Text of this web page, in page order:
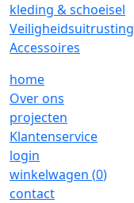
kleding & schoeisel
Veiligheidsuitrusting
Accessoires
home
Over ons
projecten
Klantenservice
login
winkelwagen (0)
contact